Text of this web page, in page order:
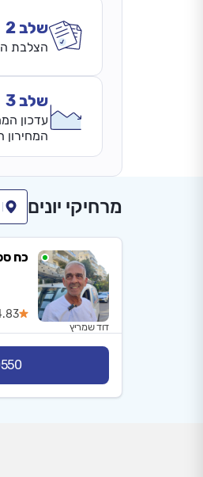
שלב 2
הצלבת
שלב 3
עדכון
המחירון
מרחיקי יונים
כח
דוד שמריץ